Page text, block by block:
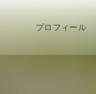
プロフィール